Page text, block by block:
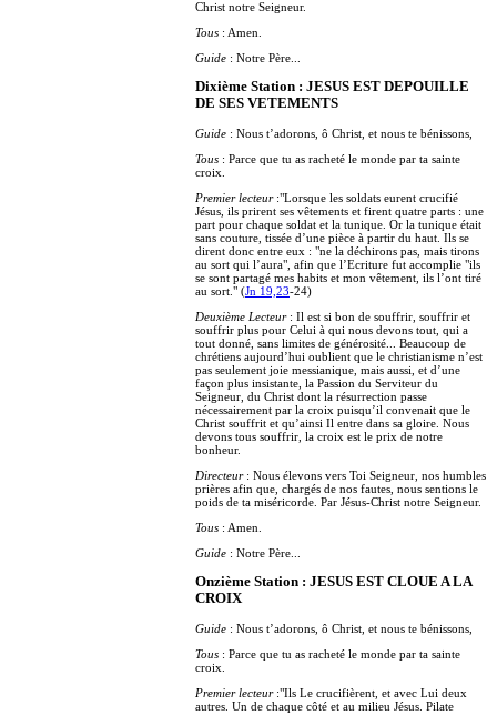
Christ notre Seigneur.
Tous : Amen.
Guide : Notre Père...
Dixième Station : JESUS EST DEPOUILLE
DE SES VETEMENTS
Guide : Nous t’adorons, ô Christ, et nous te bénissons,
Tous : Parce que tu as racheté le monde par ta sainte
croix.
Premier lecteur:"Lorsque les soldats eurent crucifié
Jésus, ils prirent ses vêtements et firent quatre parts : une
part pour chaque soldat et la tunique. Or la tunique était
sans couture, tissée d’une pièce à partir du haut. Ils se
dirent donc entre eux : "ne la déchirons pas, mais tirons
au sort qui l’aura", afin que l’Ecriture fut accomplie "ils
se sont partagé mes habits et mon vêtement, ils l’ont tiré
au sort." (Jn 19,23-24)
Deuxième Lecteur: Il est si bon de souffrir, souffrir et
souffrir plus pour Celui à qui nous devons tout, qui a
tout donné, sans limites de générosité... Beaucoup de
chrétiens aujourd’hui oublient que le christianisme n’est
pas seulement joie messianique, mais aussi, et d’une
façon plus insistante, la Passion du Serviteur du
Seigneur, du Christ dont la résurrection passe
nécessairement par la croix puisqu’il convenait que le
Christ souffrit et qu’ainsi Il entre dans sa gloire. Nous
devons tous souffrir, la croix est le prix de notre
bonheur.
Directeur: Nous élevons vers Toi Seigneur, nos humbles
prières afin que, chargés de nos fautes, nous sentions le
poids de ta miséricorde. Par Jésus-Christ notre Seigneur.
Tous : Amen.
Guide : Notre Père...
Onzième Station : JESUS EST CLOUE A LA
CROIX
Guide : Nous t’adorons, ô Christ, et nous te bénissons,
Tous : Parce que tu as racheté le monde par ta sainte
croix.
Premier lecteur:"Ils Le crucifièrent, et avec Lui deux
autres. Un de chaque côté et au milieu Jésus. Pilate